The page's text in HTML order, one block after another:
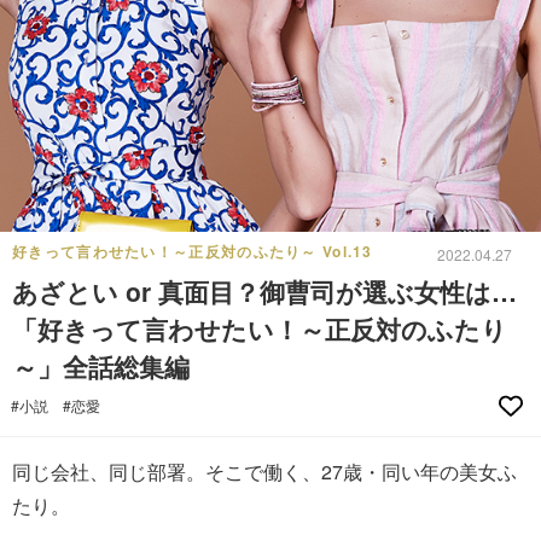
好きって言わせたい！～正反対のふたり～ Vol.13 2022.04.27
あざとい or 真面目？御曹司が選ぶ女性は…
「好きって言わせたい！～正反対のふたり
～」全話総集編
#小説 #恋愛
同じ会社、同じ部署。そこで働く、27歳・同い年の美女ふ
たり。